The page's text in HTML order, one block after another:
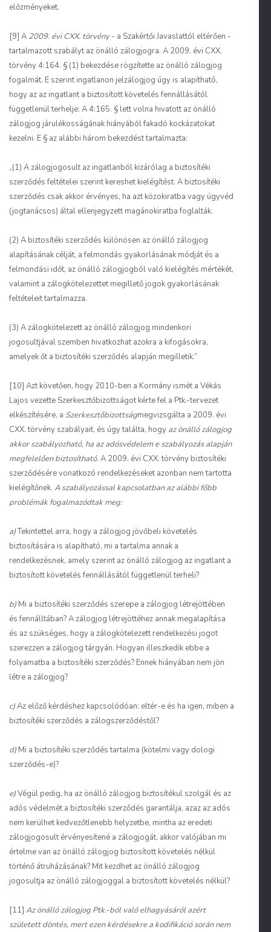
előzményeket.
[9] A 2009. évi CXX. törvény- a Szakértői Javaslattól eltérően -
tartalmazott szabályt az önálló zálogjogra. A 2009. évi CXX.
törvény 4:164. § (1) bekezdése rögzítette az önálló zálogjog
fogalmát. E szerint ingatlanon jelzálogjog úgy is alapítható,
hogy az az ingatlant a biztosított követelés fennállásától
függetlenül terhelje. A 4:165. § lett volna hivatott az önálló
zálogjog járulékosságának hiányából fakadó kockázatokat
kezelni. E § az alábbi három bekezdést tartalmazta:
„(1) A zálogjogosult az ingatlanból kizárólag a biztosítéki
szerződés feltételei szerint kereshet kielégítést. A biztosítéki
szerződés csak akkor érvényes, ha azt közokiratba vagy ügyvéd
(jogtanácsos) által ellenjegyzett magánokiratba foglalták.
(2) A biztosítéki szerződés különösen az önálló zálogjog
alapításának célját, a felmondás gyakorlásának módját és a
felmondási időt, az önálló zálogjogból való kielégítés mértékét,
valamint a zálogkötelezettet megillető jogok gyakorlásának
feltételeit tartalmazza.
(3) A zálogkötelezett az önálló zálogjog mindenkori
jogosultjával szemben hivatkozhat azokra a kifogásokra,
amelyek őt a biztosítéki szerződés alapján megilletik.”
[10] Azt követően, hogy 2010-ben a Kormány ismét a Vékás
Lajos vezette Szerkesztőbizottságot kérte fel a Ptk.-tervezet
elkészítésére, a Szerkesztőbizottságmegvizsgálta a 2009. évi
CXX. törvény szabályait, és úgy találta, hogy az önálló zálogjog
akkor szabályozható, ha az adósvédelem e szabályozás alapján
megfelelően biztosítható.A 2009. évi CXX. törvény biztosítéki
szerződésére vonatkozó rendelkezéseket azonban nem tartotta
kielégítőnek. A szabályozással kapcsolatban az alábbi főbb
problémák fogalmazódtak meg:
a)Tekintettel arra, hogy a zálogjog jövőbeli követelés
biztosítására is alapítható, mi a tartalma annak a
rendelkezésnek, amely szerint az önálló zálogjog az ingatlant a
biztosított követelés fennállásától függetlenül terheli?
b) Mi a biztosítéki szerződés szerepe a zálogjog létrejöttében
és fennálltában? A zálogjog létrejöttéhez annak megalapítása
és az szükséges, hogy a zálogkötelezett rendelkezési jogot
szerezzen a zálogjog tárgyán. Hogyan illeszkedik ebbe a
folyamatba a biztosítéki szerződés? Ennek hiányában nem jön
létre a zálogjog?
c)Az előző kérdéshez kapcsolódóan: eltér-e és ha igen, miben a
biztosítéki szerződés a zálogszerződéstől?
d) Mi a biztosítéki szerződés tartalma (kötelmi vagy dologi
szerződés-e)?
e)Végül pedig, ha az önálló zálogjog biztosítékul szolgál és az
adós védelmét a biztosítéki szerződés garantálja, azaz az adós
nem kerülhet kedvezőtlenebb helyzetbe, mintha az eredeti
zálogjogosult érvényesítené a zálogjogát, akkor valójában mi
értelme van az önálló zálogjog biztosított követelés nélkül
történő átruházásának? Mit kezdhet az önálló zálogjog
jogosultja az önálló zálogjoggal a biztosított követelés nélkül?
[11] Az önálló zálogjog Ptk.-ból való elhagyásáról azért
született döntés, mert ezen kérdésekre a kodifikáció során nem